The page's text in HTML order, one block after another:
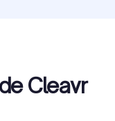
Cleavr